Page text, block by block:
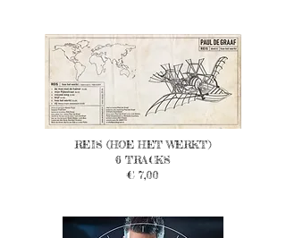
REIS (HOE HET WERKT)
6 TRACKS
€ 7,00